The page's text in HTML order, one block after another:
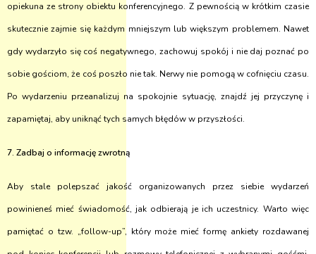
opiekuna ze strony obiektu konferencyjnego. Z pewnością w krótkim czasie
skutecznie zajmie się każdym mniejszym lub większym problemem. Nawet
gdy wydarzyło się coś negatywnego, zachowuj spokój i nie daj poznać po
sobie gościom, że coś poszło nie tak. Nerwy nie pomogą w cofnięciu czasu.
Po wydarzeniu przeanalizuj na spokojnie sytuację, znajdź jej przyczynę i
zapamiętaj, aby uniknąć tych samych błędów w przyszłości.
7. Zadbaj o informację zwrotną
Aby stale polepszać jakość organizowanych przez siebie wydarzeń
powinieneś mieć świadomość, jak odbierają je ich uczestnicy. Warto więc
pamiętać o tzw. „follow-up”, który może mieć formę ankiety rozdawanej